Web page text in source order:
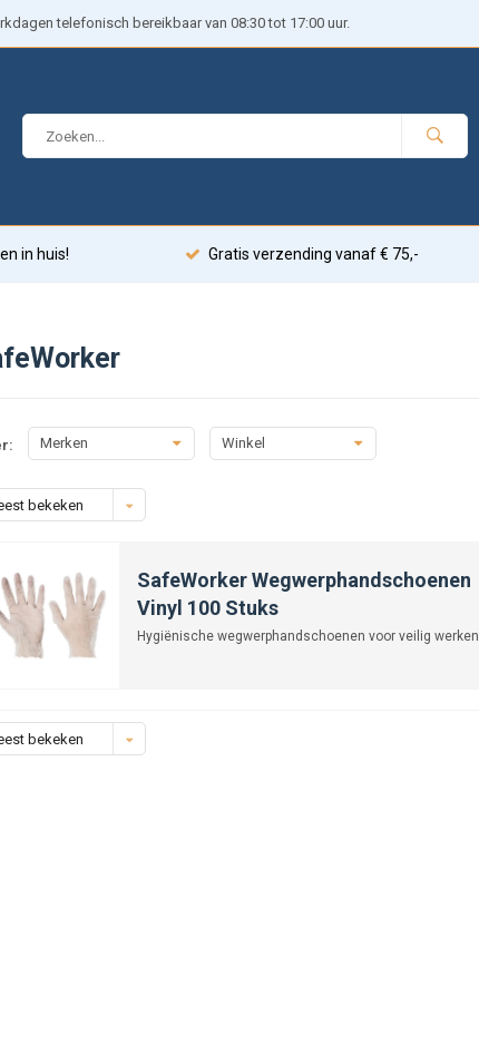
telefonisch bereikbaar van 08:30 tot 17:00 uur.
in huis! Gratis verzending vanaf € 75,-
Merken Winkel
bekeken
SafeWorker Wegwerphandschoenen
Vinyl 100 Stuks
Hygiënische wegwerphandschoenen voor veilig werken.
bekeken